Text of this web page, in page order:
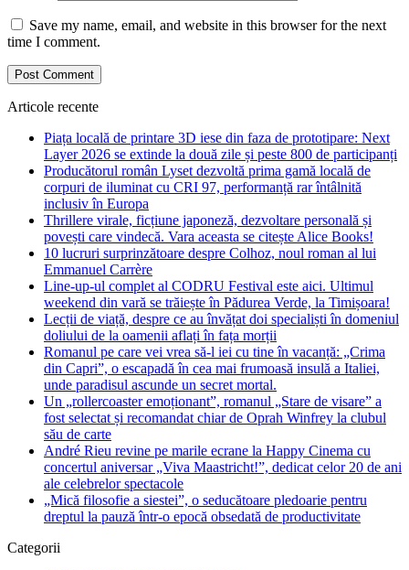
Save my name, email, and website in this browser for the next
time I comment.
Articole recente
Piața locală de printare 3D iese din faza de prototipare: Next
Layer 2026 se extinde la două zile și peste 800 de participanți
Producătorul român Lyset dezvoltă prima gamă locală de
corpuri de iluminat cu CRI 97, performanță rar întâlnită
inclusiv în Europa
Thrillere virale, ficțiune japoneză, dezvoltare personală și
povești care vindecă. Vara aceasta se citește Alice Books!
10 lucruri surprinzătoare despre Colhoz, noul roman al lui
Emmanuel Carrère
Line-up-ul complet al CODRU Festival este aici. Ultimul
weekend din vară se trăiește în Pădurea Verde, la Timișoara!
Lecții de viață, despre ce au învățat doi specialiști în domeniul
doliului de la oamenii aflați în fața morții
Romanul pe care vei vrea să-l iei cu tine în vacanță: „Crima
din Capri”, o escapadă în cea mai frumoasă insulă a Italiei,
unde paradisul ascunde un secret mortal.
Un „rollercoaster emoționant”, romanul „Stare de visare” a
fost selectat și recomandat chiar de Oprah Winfrey la clubul
său de carte
André Rieu revine pe marile ecrane la Happy Cinema cu
concertul aniversar „Viva Maastricht!”, dedicat celor 20 de ani
ale celebrelor spectacole
„Mică filosofie a siestei”, o seducătoare pledoarie pentru
dreptul la pauză într-o epocă obsedată de productivitate
Categorii